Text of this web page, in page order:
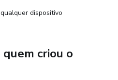
dispositivo
criou o